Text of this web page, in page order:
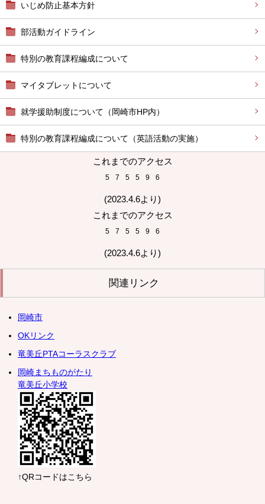
いじめ防止基本方針
部活動ガイドライン
特別の教育課程編成について
マイタブレットについて
就学援助制度について（岡崎市HP内）
特別の教育課程編成について（英語活動の実施）
これまでのアクセス
5 7 5 5 9 6
(2023.4.6より)
これまでのアクセス
5 7 5 5 9 6
(2023.4.6より)
関連リンク
岡崎市
OKリンク
竜美丘PTAコーラスクラブ
岡崎まちものがたり
竜美丘小学校
↑QRコードはこちら